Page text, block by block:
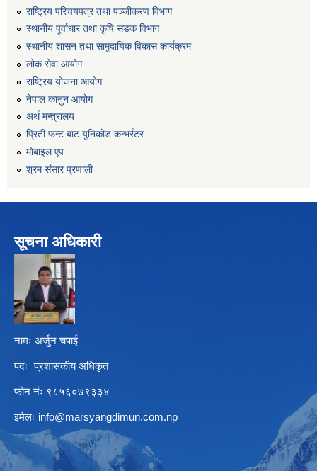
राष्‍ट्रिय परिचयपत्र तथा पञ्‍जीकरण विभाग
स्थानीय पूर्वाधार तथा कृषि सडक विभाग
स्थानीय शासन तथा सामुदायिक विकास कार्यक्रम
लोक सेवा आयोग
राष्ट्रिय योजना आयोग
नेपाल कानुन आयोग
अर्थ मन्त्रालय
प्रिती फन्ट बाट युनिकोड कन्भर्रटर
माेबाइल एप
श्रम संसार प्रणाली
सूचना अधिकारी
नामः अर्जुन चपाई
पदः प्रशासकीय अधिकृत
फोन नंः ९८५६०७९३३४
इमेलः info@marsyangdimun.com.np